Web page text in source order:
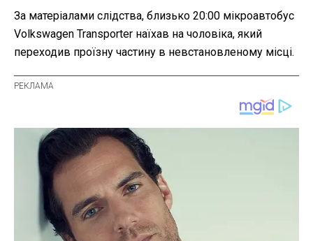
За матеріалами слідства, близько 20:00 мікроавтобус
Volkswagen Transporter наїхав на чоловіка, який
переходив проїзну частину в невстановленому місці.